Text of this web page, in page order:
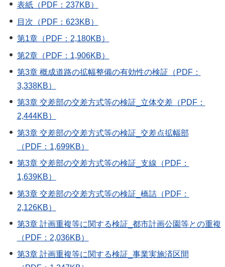
表紙（PDF：237KB）
目次（PDF：623KB）
第1章（PDF：2,180KB）
第2章（PDF：1,906KB）
第3章 概成道路の拡幅整備の有効性の検証（PDF：
3,338KB）
第3章 交差部の交差方式等の検証_立体交差（PDF：
2,444KB）
第3章 交差部の交差方式等の検証_交差点拡幅部
（PDF：1,699KB）
第3章 交差部の交差方式等の検証_支線（PDF：
1,639KB）
第3章 交差部の交差方式等の検証_橋詰（PDF：
2,126KB）
第3章 計画重複等に関する検証_都市計画公園等との重複
（PDF：2,036KB）
第3章 計画重複等に関する検証_事業実施済区間